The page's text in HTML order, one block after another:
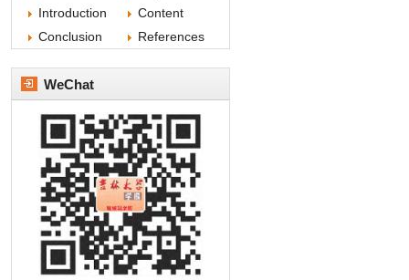
Introduction
Content
Conclusion
References
WeChat